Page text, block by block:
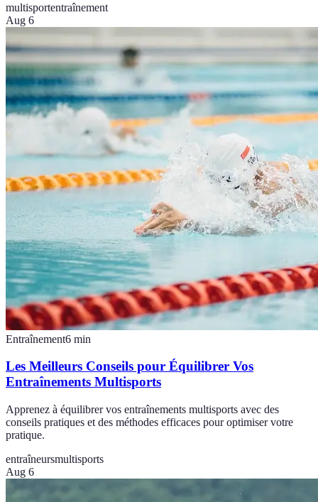
multisportentraînement
Aug 6
Entraînement6 min
Les Meilleurs Conseils pour Équilibrer Vos
Entraînements Multisports
Apprenez à équilibrer vos entraînements multisports avec des
conseils pratiques et des méthodes efficaces pour optimiser votre
pratique.
entraîneursmultisports
Aug 6